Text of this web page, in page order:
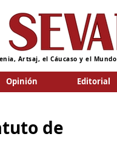
Artsaj, el Cáucaso y el Mundo
Opinión Editorial
de